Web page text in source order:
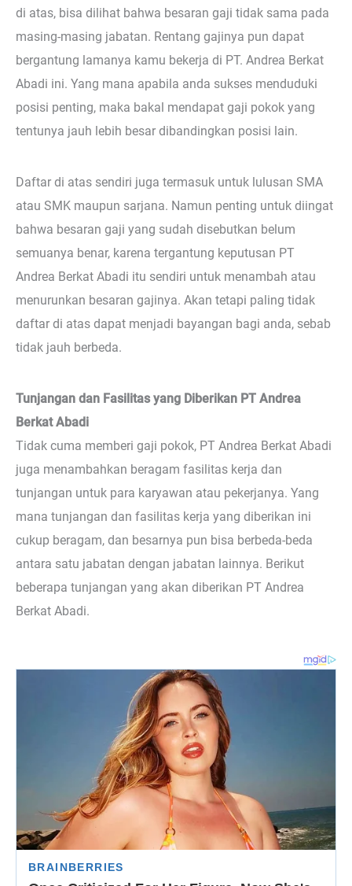
di atas, bisa dilihat bahwa besaran gaji tidak sama pada
masing-masing jabatan. Rentang gajinya pun dapat
bergantung lamanya kamu bekerja di PT. Andrea Berkat
Abadi ini. Yang mana apabila anda sukses menduduki
posisi penting, maka bakal mendapat gaji pokok yang
tentunya jauh lebih besar dibandingkan posisi lain.
Daftar di atas sendiri juga termasuk untuk lulusan SMA
atau SMK maupun sarjana. Namun penting untuk diingat
bahwa besaran gaji yang sudah disebutkan belum
semuanya benar, karena tergantung keputusan PT
Andrea Berkat Abadi itu sendiri untuk menambah atau
menurunkan besaran gajinya. Akan tetapi paling tidak
daftar di atas dapat menjadi bayangan bagi anda, sebab
tidak jauh berbeda.
Tunjangan dan Fasilitas yang Diberikan PT Andrea
Berkat Abadi
Tidak cuma memberi gaji pokok, PT Andrea Berkat Abadi
juga menambahkan beragam fasilitas kerja dan
tunjangan untuk para karyawan atau pekerjanya. Yang
mana tunjangan dan fasilitas kerja yang diberikan ini
cukup beragam, dan besarnya pun bisa berbeda-beda
antara satu jabatan dengan jabatan lainnya. Berikut
beberapa tunjangan yang akan diberikan PT Andrea
Berkat Abadi.